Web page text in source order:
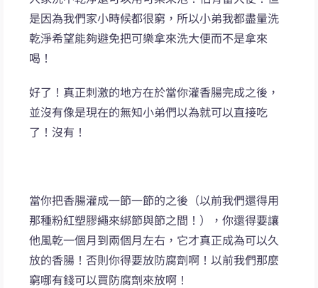
是因為我們家小時候都很窮，所以小弟我都盡量洗
乾淨希望能夠避免把可樂拿來洗大便而不是拿來
喝！
好了！真正刺激的地方在於當你灌香腸完成之後，
並沒有像是現在的無知小弟們以為就可以直接吃
了！沒有！
當你把香腸灌成一節一節的之後（以前我們還得用
那種粉紅塑膠繩來綁節與節之間！），你還得要讓
他風乾一個月到兩個月左右，它才真正成為可以久
放的香腸！否則你得要放防腐劑啊！以前我們那麼
窮哪有錢可以買防腐劑來放啊！